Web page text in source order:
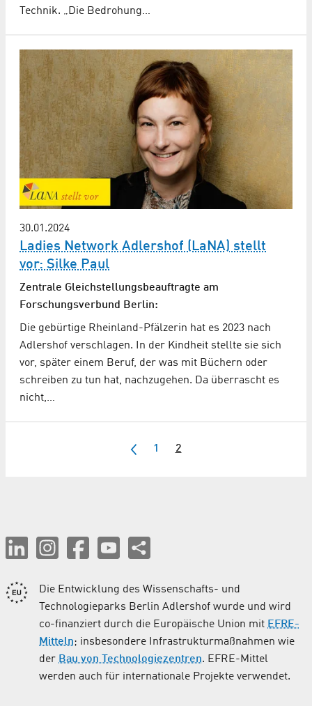
Technik. „Die Bedrohung…
30.01.2024
Ladies Network Adlershof (LaNA) stellt
vor: Silke Paul
Zentrale Gleichstellungsbeauftragte am
Forschungsverbund Berlin:
Die gebürtige Rheinland-Pfälzerin hat es 2023 nach
Adlershof verschlagen. In der Kindheit stellte sie sich
vor, später einem Beruf, der was mit Büchern oder
schreiben zu tun hat, nachzugehen. Da überrascht es
nicht,…
1 2
Die Entwicklung des Wissenschafts- und
Technologieparks Berlin Adlershof wurde und wird
co-finanziert durch die Europäische Union mit EFRE-
Mitteln; insbesondere Infrastrukturmaßnahmen wie
der Bau von Technologiezentren. EFRE-Mittel
werden auch für internationale Projekte verwendet.